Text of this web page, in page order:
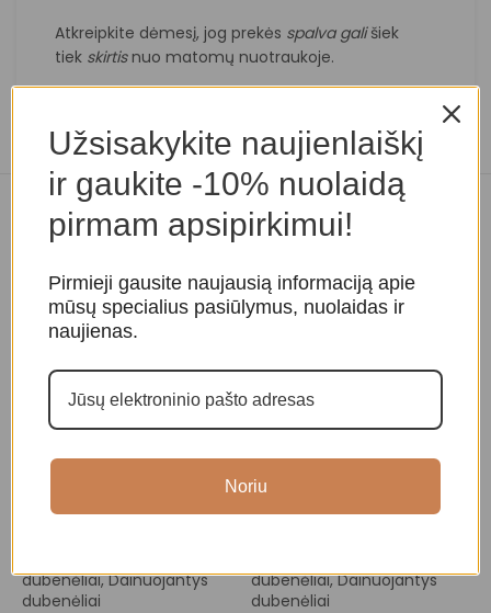
Atkreipkite dėmesį, jog prekės spalva gališiek
tiek skirtisnuo matomų nuotraukoje.
Panašios prekės
dubenėlis
dubenėliai, Dainuojantys
dubenėliai
Tibeto dainuojantis
dubenėlis
dubenėliai, Dainuojantys
dubenėliai
Užsisakykite naujienlaiškį
ir gaukite -10% nuolaidą
pirmam apsipirkimui!
Pirmieji gausite naujausią informaciją apie
mūsų specialius pasiūlymus, nuolaidas ir
naujienas.
Noriu